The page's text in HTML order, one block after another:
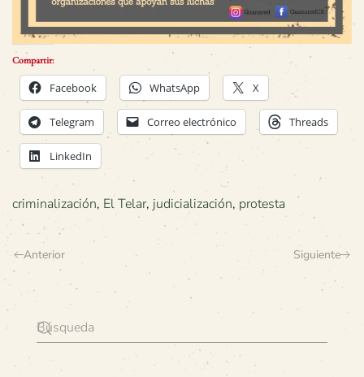
Compartir:
Facebook WhatsApp X
Telegram Correo electrónico Threads
LinkedIn
criminalización, El Telar, judicialización, protesta
Anterior Siguiente